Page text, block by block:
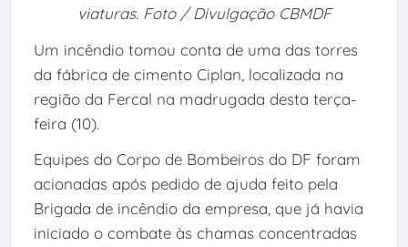
viaturas. Foto / Divulgação CBMDF
Um incêndio tomou conta de uma das torres
da fábrica de cimento Ciplan, localizada na
região da Fercal na madrugada desta terça-
feira (10).
Equipes do Corpo de Bombeiros do DF foram
acionadas após pedido de ajuda feito pela
Brigada de incêndio da empresa, que já havia
iniciado o combate às chamas concentradas